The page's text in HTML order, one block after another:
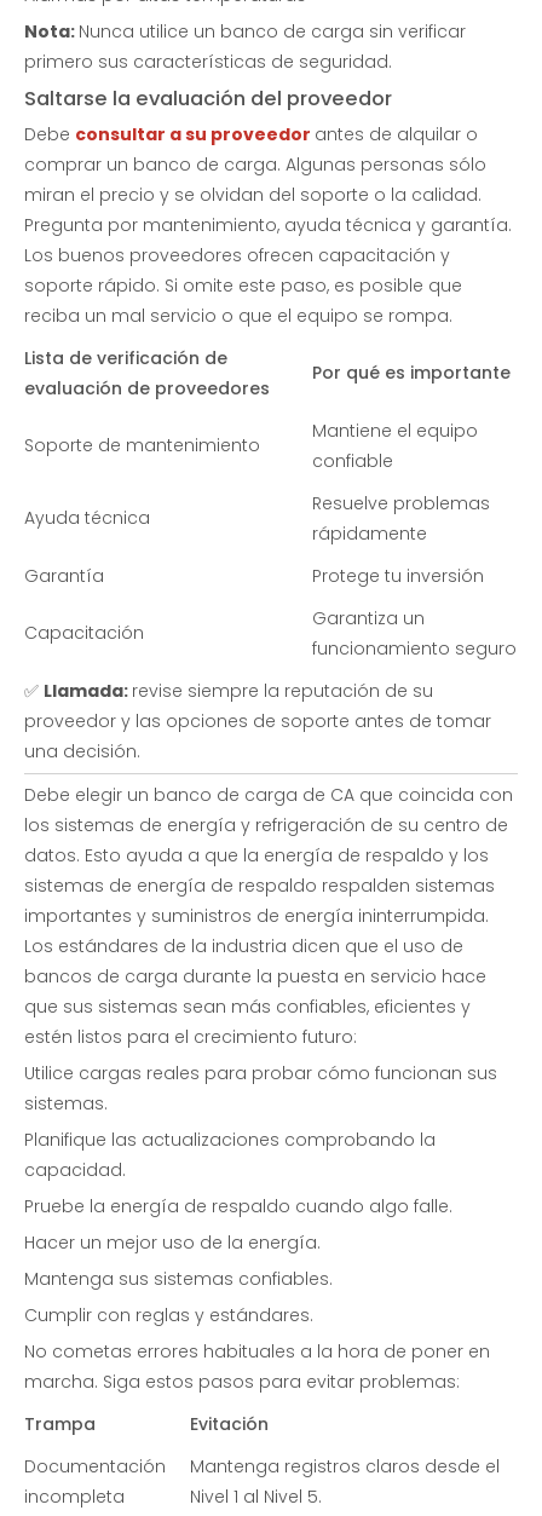
Nota: Nunca utilice un banco de carga sin verificar
primero sus características de seguridad.
Saltarse la evaluación del proveedor
Debe consultar a su proveedor antes de alquilar o
comprar un banco de carga. Algunas personas sólo
miran el precio y se olvidan del soporte o la calidad.
Pregunta por mantenimiento, ayuda técnica y garantía.
Los buenos proveedores ofrecen capacitación y
soporte rápido. Si omite este paso, es posible que
reciba un mal servicio o que el equipo se rompa.
Lista de verificación de
evaluación de proveedores
Por qué es importante
Soporte de mantenimiento
Mantiene el equipo
confiable
Ayuda técnica
Resuelve problemas
rápidamente
Garantía
Protege tu inversión
Capacitación
Garantiza un
funcionamiento seguro
✅ Llamada: revise siempre la reputación de su
proveedor y las opciones de soporte antes de tomar
una decisión.
Debe elegir un banco de carga de CA que coincida con
los sistemas de energía y refrigeración de su centro de
datos. Esto ayuda a que la energía de respaldo y los
sistemas de energía de respaldo respalden sistemas
importantes y suministros de energía ininterrumpida.
Los estándares de la industria dicen que el uso de
bancos de carga durante la puesta en servicio hace
que sus sistemas sean más confiables, eficientes y
estén listos para el crecimiento futuro:
Utilice cargas reales para probar cómo funcionan sus
sistemas.
Planifique las actualizaciones comprobando la
capacidad.
Pruebe la energía de respaldo cuando algo falle.
Hacer un mejor uso de la energía.
Mantenga sus sistemas confiables.
Cumplir con reglas y estándares.
No cometas errores habituales a la hora de poner en
marcha. Siga estos pasos para evitar problemas:
Trampa
Evitación
Documentación
incompleta
Mantenga registros claros desde el
Nivel 1 al Nivel 5.